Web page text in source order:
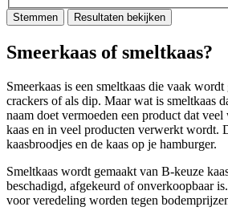
Stemmen Resultaten bekijken
Smeerkaas of smeltkaas?
Smeerkaas is een smeltkaas die vaak
crackers of als dip. Maar wat is smeltkaas
naam doet vermoeden een product dat
kaas en in veel producten verwerkt wordt.
kaasbroodjes en de kaas op je hamburger.
Smeltkaas wordt gemaakt van B-keuze
beschadigd, afgekeurd of onverkoopbaar
voor veredeling worden tegen